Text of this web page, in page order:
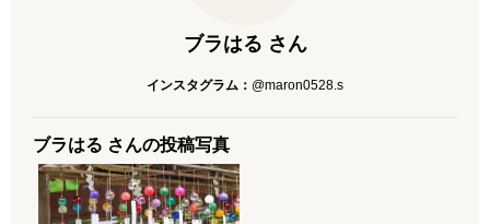
ブラはる さん
インスタグラム： @maron0528.s
ブラはる さんの投稿写真